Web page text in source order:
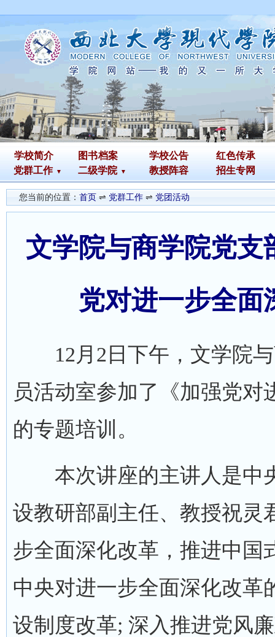
学校简介 图书档案 学校公告
红色传承
党群工作
二级学院 教授阵容 招生专网
您当前的位置： 首页 ⇌ 党群工作 ⇌ 党团活动
文学院与商学院党支
党对进一步全面
12月2日下午，文学院与
员活动室参加了《加强党
的专题培训。
本次讲座的主讲人是中
设教研部副主任、教授祝灵
步全面深化改革，推进中国
中央对进一步全面深化改革
设制度改革; 深入推进党风